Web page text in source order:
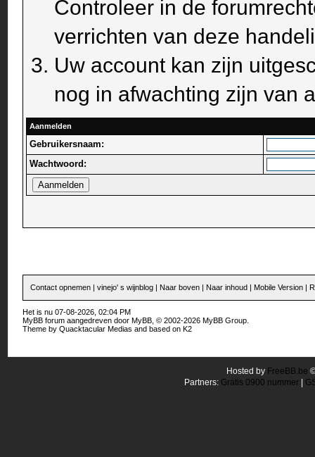
Controleer in de
verrichten van deze
Uw account kan zijn
nog in afwachting zijn van
Aanmelden
Gebruikersnaam:
Wachtwoord:
Contact opnemen |vinejo' s wijnblog | Naar boven | Naar inhoud | Mobile Version |
Het is nu 07-08-2026, 02:04 PM
MyBB forum aangedreven doorMyBB , © 2002-2026MyBB Group
Theme byQuacktacular Medias and based onK2
Hosted by FreeBB.be
Partners: Gratis 0900 nummer|